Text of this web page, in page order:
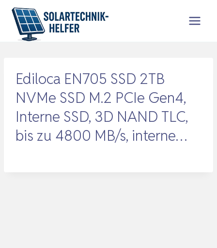
Zum
Inhalt
springen
Ediloca EN705 SSD 2TB
NVMe SSD M.2 PCIe Gen4,
Interne SSD, 3D NAND TLC,
bis zu 4800 MB/s, interne…